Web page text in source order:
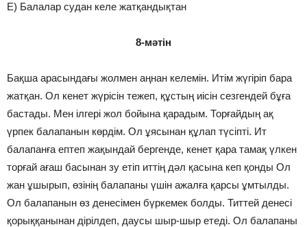
E) Балалар судан келе жатқандықтан
8-мәтін
Бақша арасындағы жолмен аңнан келемін. Итім жүгіріп бара
жатқан. Ол кенет жүрісін тежеп, құстың иісін сезгендей бұға
бастады. Мен ілгері жол бойына қарадым. Торғайдың ақ
үрпек балапанын көрдім. Ол ұясынан құлап түсіпті. Ит
балапанға ептеп жақындай бергенде, кенет қара тамақ үлкен
торғай ағаш басынан зу етіп иттің дәл қасына кеп қонды Ол
жан ұшырып, өзінің балапаны үшін ажалға қарсы ұмтылды.
Ол балапанын өз денесімен бүркемек болды. Титтей денесі
қорыққанынан дірілдеп, даусы шыр-шыр етеді. Ол балапаны